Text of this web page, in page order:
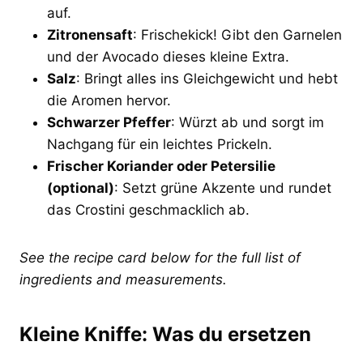
auf.
Zitronensaft: Frischekick! Gibt den Garnelen
und der Avocado dieses kleine Extra.
Salz: Bringt alles ins Gleichgewicht und hebt
die Aromen hervor.
Schwarzer Pfeffer: Würzt ab und sorgt im
Nachgang für ein leichtes Prickeln.
Frischer Koriander oder Petersilie
(optional): Setzt grüne Akzente und rundet
das Crostini geschmacklich ab.
See the recipe card below for the full list of
ingredients and measurements.
Kleine Kniffe: Was du ersetzen